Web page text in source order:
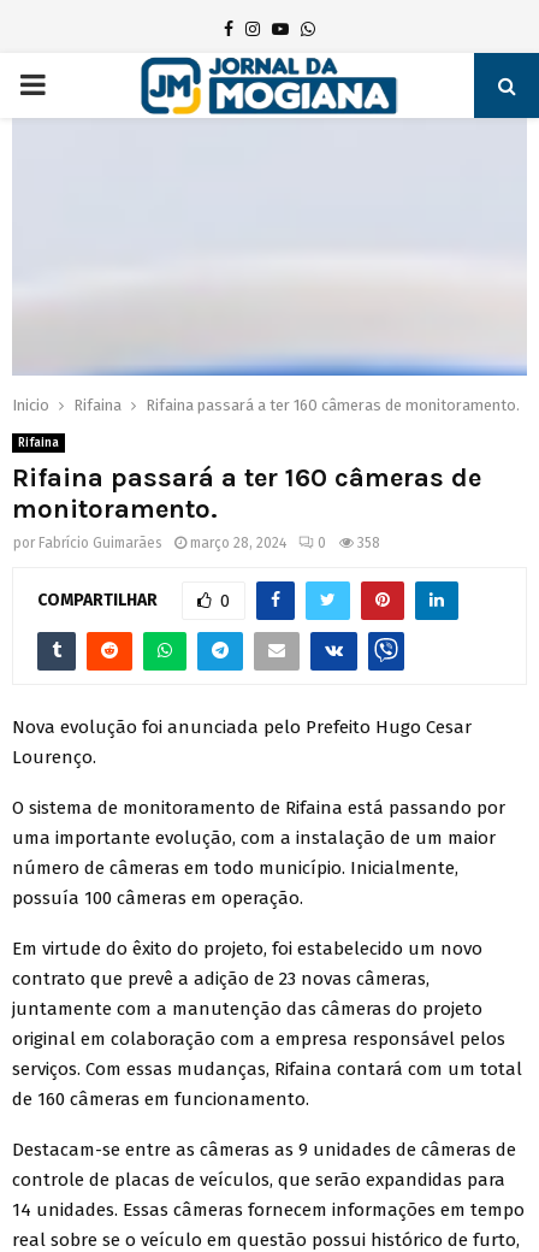
Facebook
Instagram
YoutubeWhatsapp
PRIMARY
Inicio Rifaina Rifaina passará a ter 160 câmeras de monitoramento.
Rifaina
Rifaina passará a ter 160 câmeras de
monitoramento.
por Fabrício Guimarães março 28, 2024 0 358
COMPARTILHAR 0
Nova evolução foi anunciada pelo Prefeito Hugo Cesar
Lourenço.
O sistema de monitoramento de Rifaina está passando por
uma importante evolução, com a instalação de um maior
número de câmeras em todo município. Inicialmente,
possuía 100 câmeras em operação.
Em virtude do êxito do projeto, foi estabelecido um novo
contrato que prevê a adição de 23 novas câmeras,
juntamente com a manutenção das câmeras do projeto
original em colaboração com a empresa responsável pelos
serviços. Com essas mudanças, Rifaina contará com um total
de 160 câmeras em funcionamento.
Destacam-se entre as câmeras as 9 unidades de câmeras de
controle de placas de veículos, que serão expandidas para
14 unidades. Essas câmeras fornecem informações em tempo
real sobre se o veículo em questão possui histórico de furto,